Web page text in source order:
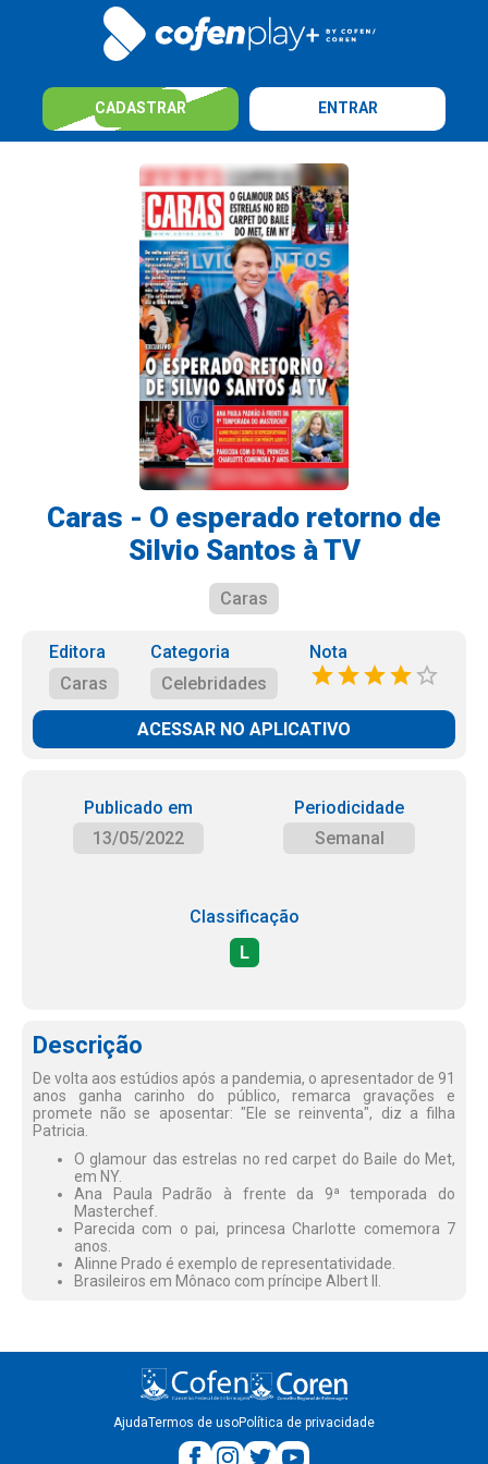
CADASTRAR ENTRAR
Caras - O esperado retorno de
Silvio Santos à TV
Caras
Editora
Caras
Categoria
Celebridades
Nota
ACESSAR NO APLICATIVO
Publicado em
13/05/2022
Periodicidade
Semanal
Classificação
L
Descrição
De volta aos estúdios após a pandemia, o apresentador de 91
anos ganha carinho do público, remarca gravações e
promete não se aposentar: "Ele se reinventa", diz a filha
Patricia.
O glamour das estrelas no red carpet do Baile do Met,
em NY.
Ana Paula Padrão à frente da 9ª temporada do
Masterchef.
Parecida com o pai, princesa Charlotte comemora 7
anos.
Alinne Prado é exemplo de representatividade.
Brasileiros em Mônaco com príncipe Albert II.
AjudaTermos de usoPolítica de privacidade